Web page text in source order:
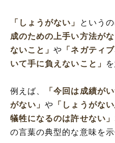
「しょうがない」 というの
成のための上手い方法が
ないこと」や 「ネガティ
いて手に負えないこと」
例えば、
「今回は成績が
がない」や 「しょうがな
犠牲になるのは許せない」
の言葉の典型的な意味を示